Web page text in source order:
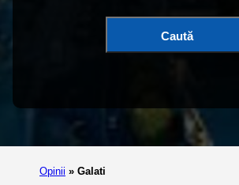
Caută
Opinii » Galati